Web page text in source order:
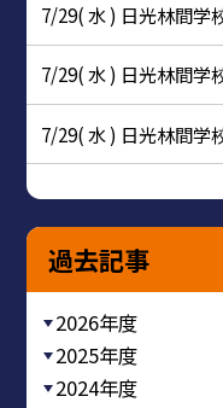
7/29( 水 ) 日光林間
7/29( 水 ) 日光林間
7/29( 水 ) 日光林間
過去記事
2026年度
2025年度
2024年度